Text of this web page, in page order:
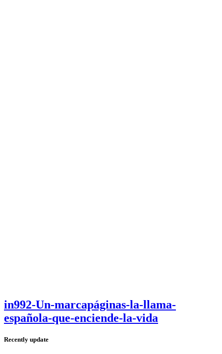
in992-Un-marcapáginas-la-llama-
española-que-enciende-la-vida
Recently update